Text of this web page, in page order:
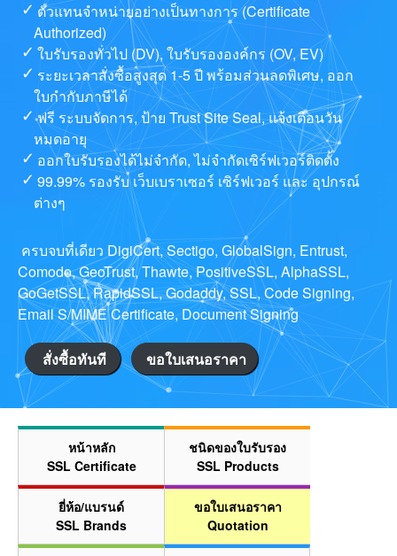
ตัวแทนจำหน่ายอย่างเป็นทางการ (Certificate
Authorized)
ใบรับรองทั่วไป (DV), ใบรับรององค์กร (OV, EV)
ระยะเวลาสั่งซื้อสูงสุด 1-5 ปี พร้อมส่วนลดพิเศษ, ออก
ใบกำกับภาษีได้
ฟรี ระบบจัดการ, ป้าย Trust Site Seal, แจ้งเตือนวัน
หมดอายุ
ออกใบรับรองได้ไม่จำกัด, ไม่จำกัดเซิร์ฟเวอร์ติดตั้ง
99.99% รองรับ เว็บเบราเซอร์ เซิร์ฟเวอร์ และ อุปกรณ์
ต่างๆ
ครบจบที่เดียว DigiCert, Sectigo, GlobalSign, Entrust,
Comodo, GeoTrust, Thawte, PositiveSSL, AlphaSSL,
GoGetSSL, RapidSSL, Godaddy, SSL, Code Signing,
Email S/MIME Certificate, Document Signing
สั่งซื้อทันที ขอใบเสนอราคา
หน้าหลัก
SSL Certificate
ชนิดของใบรับรอง
SSL Products
ยี่ห้อ/แบรนด์
SSL Brands
ขอใบเสนอราคา
Quotation